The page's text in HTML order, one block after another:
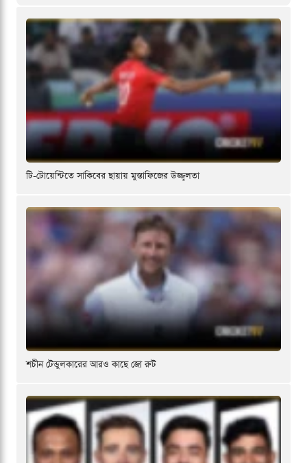
টি-টোয়েন্টিতে সাকিবের ছায়ায় মুস্তাফিজের উজ্জ্বলতা
শচীন টেন্ডুলকারের আরও কাছে জো রুট